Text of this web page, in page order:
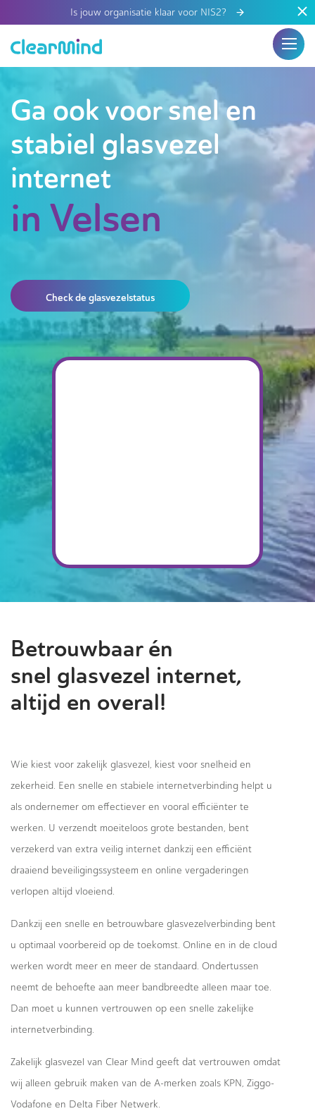
Is jouw organisatie klaar voor NIS2?
Ga ook voor snel en
stabiel glasvezel
internet
in Velsen
Check de glasvezelstatus
Betrouwbaar én
snel glasvezel internet,
altijd en overal!
Wie kiest voor zakelijk glasvezel, kiest voor snelheid en
zekerheid. Een snelle en stabiele internetverbinding helpt u
als ondernemer om effectiever en vooral efficiënter te
werken. U verzendt moeiteloos grote bestanden, bent
verzekerd van extra veilig internet dankzij een efficiënt
draaiend beveiligingssysteem en online vergaderingen
verlopen altijd vloeiend.
Dankzij een snelle en betrouwbare glasvezelverbinding bent
u optimaal voorbereid op de toekomst. Online en in de cloud
werken wordt meer en meer de standaard. Ondertussen
neemt de behoefte aan meer bandbreedte alleen maar toe.
Dan moet u kunnen vertrouwen op een snelle zakelijke
internetverbinding.
Zakelijk glasvezel van Clear Mind geeft dat vertrouwen omdat
wij alleen gebruik maken van de A-merken zoals KPN, Ziggo-
Vodafone en Delta Fiber Netwerk.